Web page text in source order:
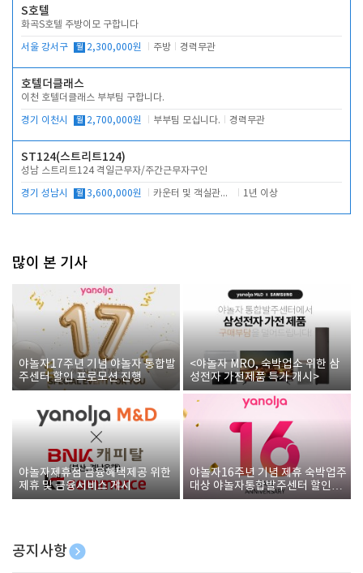
S호텔
화곡S호텔 주방이모 구합니다
서울 강서구 월 2,300,000원 주방 경력무관
호텔더클래스
이천 호텔더클래스 부부팀 구합니다.
경기 이천시 월 2,700,000원 부부팀 모십니다. 경력무관
ST124(스트리트124)
성남 스트리트124 격일근무자/주간근무자구인
경기 성남시 월 3,600,000원 카운터 및 객실관리 전반 1년 이상
많이 본 기사
야놀자17주년 기념 야놀자 통합발
주센터 할인 프로모션 진행
<야놀자 MRO, 숙박업소 위한 삼
성전자 가전제품 특가 개시>
야놀자제휴점 금융혜택제공 위한
제휴 및 금융서비스 게시
야놀자16주년 기념 제휴 숙박업주
대상 야놀자통합발주센터 할인쿠
폰 증정
공지사항
[호텔업] 개인정보 처리방침 개정본1 (19.09.02)